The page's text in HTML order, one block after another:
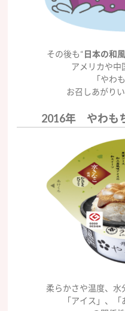
その後も“日本の和
アメリカや中
「やわ
お召しあがり
2016年 やわも
柔らかさや温度、水
「アイス」、